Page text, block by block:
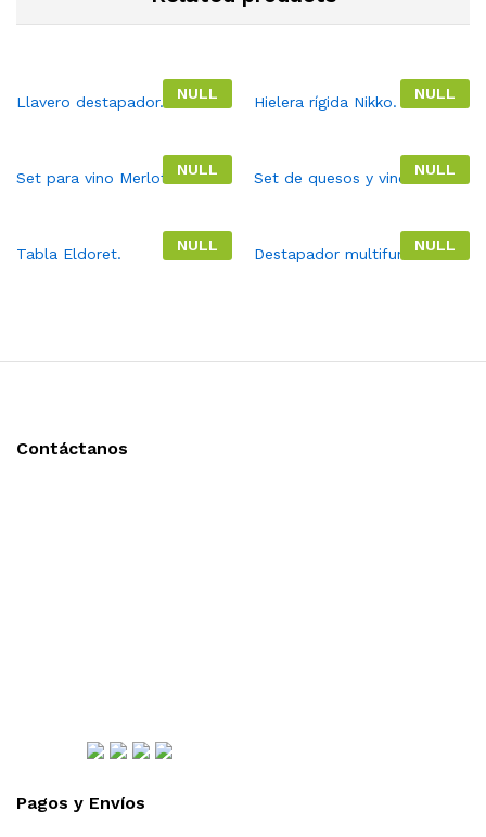
NULL
Llavero destapador. NULL
Hielera rígida Nikko.
NULL
Set para vino Merlot. NULL
Set de quesos y vinos.
NULL
Tabla Eldoret. NULL
Destapador multifunciones.
Contáctanos
Pagos y Envíos